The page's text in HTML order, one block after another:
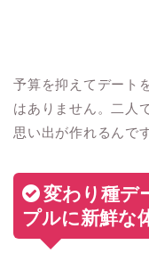
予算を抑えてデート
はありません。二人
思い出が作れるんで
変わり種デ
プルに新鮮な